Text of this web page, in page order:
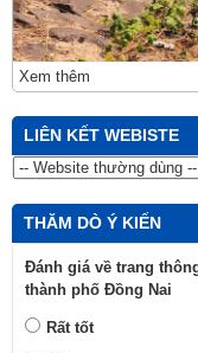
Xem thêm
LIÊN KẾT WEBISTE
THĂM DÒ Ý KIẾN
Đánh giá về trang
thành phố Đồng Nai
Rất tốt